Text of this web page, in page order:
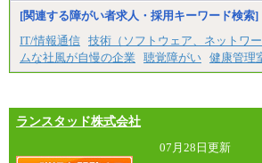
※試用期間中の給与に変更はあ
ます。
[関連する障がい者求人・採用キーワード検索]
IT/情報通信 技術（ソフトウェア、ネットワ
ムな社風が自慢の企業
聴覚障がい 健康管理
ランスタッド株式会社
07月28日更新